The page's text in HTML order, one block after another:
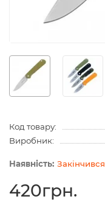
Код товару:
Виробник:
Закінчився
420грн.